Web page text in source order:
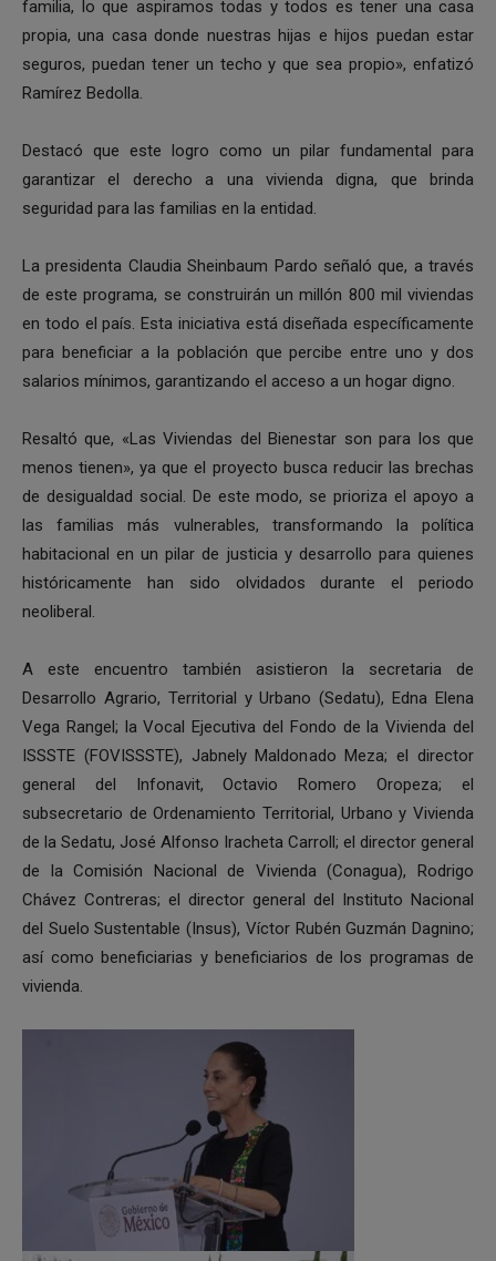
familia, lo que aspiramos todas y todos es tener una casa
propia, una casa donde nuestras hijas e hijos puedan estar
seguros, puedan tener un techo y que sea propio», enfatizó
Ramírez Bedolla.
Destacó que este logro como un pilar fundamental para
garantizar el derecho a una vivienda digna, que brinda
seguridad para las familias en la entidad.
La presidenta Claudia Sheinbaum Pardo señaló que, a través
de este programa, se construirán un millón 800 mil viviendas
en todo el país. Esta iniciativa está diseñada específicamente
para beneficiar a la población que percibe entre uno y dos
salarios mínimos, garantizando el acceso a un hogar digno.
Resaltó que, «Las Viviendas del Bienestar son para los que
menos tienen», ya que el proyecto busca reducir las brechas
de desigualdad social. De este modo, se prioriza el apoyo a
las familias más vulnerables, transformando la política
habitacional en un pilar de justicia y desarrollo para quienes
históricamente han sido olvidados durante el periodo
neoliberal.
A este encuentro también asistieron la secretaria de
Desarrollo Agrario, Territorial y Urbano (Sedatu), Edna Elena
Vega Rangel; la Vocal Ejecutiva del Fondo de la Vivienda del
ISSSTE (FOVISSSTE), Jabnely Maldonado Meza; el director
general del Infonavit, Octavio Romero Oropeza; el
subsecretario de Ordenamiento Territorial, Urbano y Vivienda
de la Sedatu, José Alfonso Iracheta Carroll; el director general
de la Comisión Nacional de Vivienda (Conagua), Rodrigo
Chávez Contreras; el director general del Instituto Nacional
del Suelo Sustentable (Insus), Víctor Rubén Guzmán Dagnino;
así como beneficiarias y beneficiarios de los programas de
vivienda.